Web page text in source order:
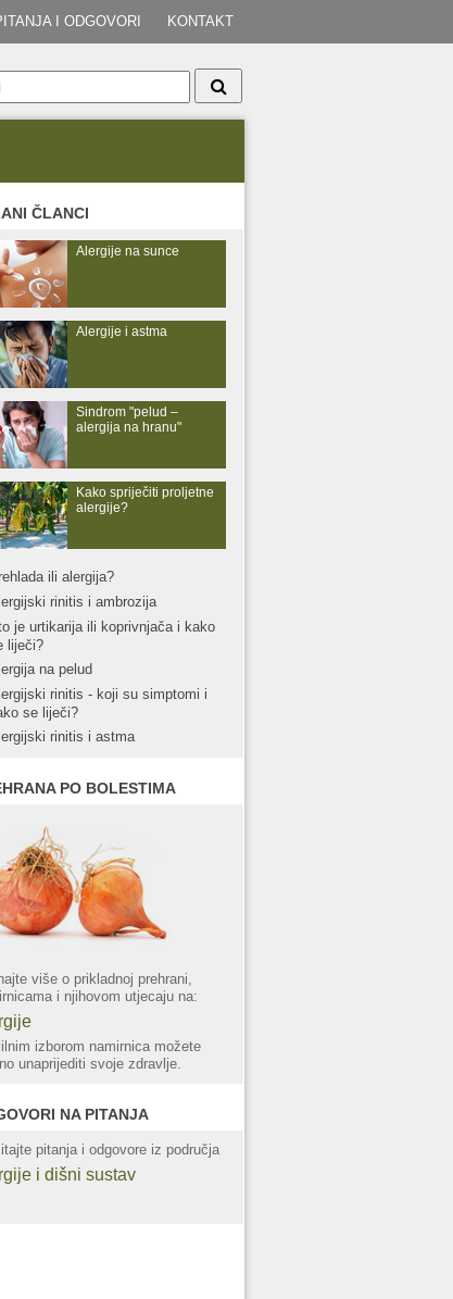
I ODGOVORI KONTAKT
ČLANCI
Alergije na sunce
Alergije i astma
Sindrom "pelud –
alergija na hranu"
Kako spriječiti proljetne
alergije?
ili alergija?
rinitis i ambrozija
je urtikarija ili koprivnjača i kako
liječi?
na pelud
rinitis - koji su simptomi i
se liječi?
rinitis i astma
PO BOLESTIMA
više o prikladnoj prehrani,
i njihovom utjecaju na:
izborom namirnica možete
unaprijediti svoje zdravlje.
NA PITANJA
pitanja i odgovore iz područja
i dišni sustav